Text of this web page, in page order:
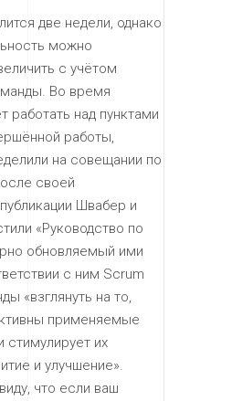
две недели, однако
можно
с учётом
Во время
работать над пунктами
работы,
на совещании по
своей
Швабер и
«Руководство по
обновляемый ими
с ним Scrum
«взглянуть на то,
применяемые
стимулирует их
и улучшение».
что если ваш